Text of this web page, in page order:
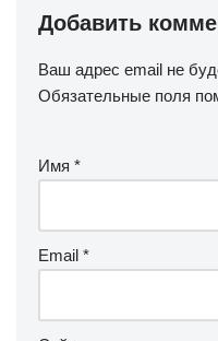
Добавить
Ваш адрес email не
Обязательные поля
Имя *
Email *